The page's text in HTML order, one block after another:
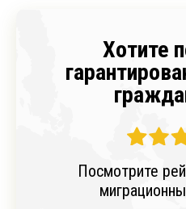
Хотите
Посмотрите